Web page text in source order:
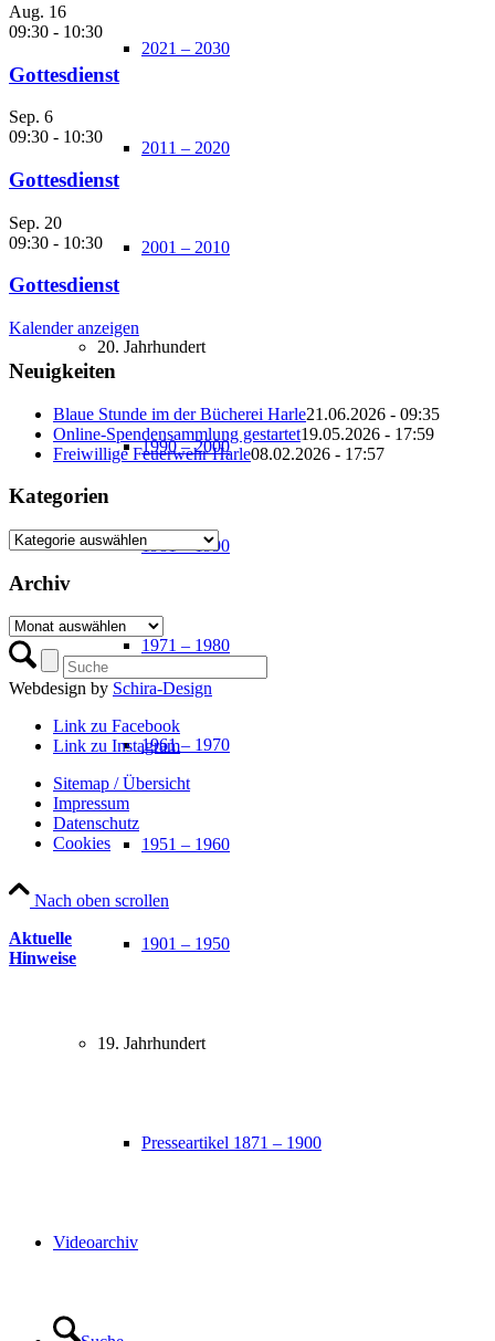
2021 – 2030
2011 – 2020
2001 – 2010
20. Jahrhundert
1990 – 2000
1981 – 1990
1971 – 1980
1961 – 1970
1951 – 1960
1901 – 1950
19. Jahrhundert
Presseartikel 1871 – 1900
Videoarchiv
Aug. 16
09:30 - 10:30
Gottesdienst
Sep. 6
09:30 - 10:30
Gottesdienst
Sep. 20
09:30 - 10:30
Gottesdienst
Kalender anzeigen
Neuigkeiten
Blaue Stunde im der Bücherei Harle21.06.2026 - 09:35
Online-Spendensammlung gestartet19.05.2026 - 17:59
Freiwillige Feuerwehr Harle08.02.2026 - 17:57
Kategorien
Kategorien
Archiv
Archiv
Webdesign by Schira-Design
Link zu Facebook
Link zu Instagram
Sitemap / Übersicht
Impressum
Datenschutz­
Cookies
Nach oben scrollen
Aktuelle
Hinweise